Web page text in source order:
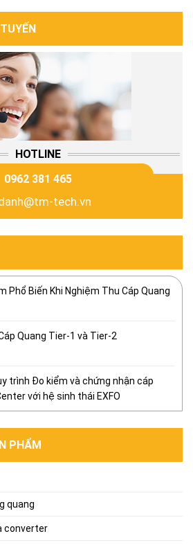
HOTLINE
0962 381 465
tech.vn
Phổ Biến Khi Nghiệm Thu Cáp Quang
Quang Tier-1 và Tier-2
trình Đo kiểm và chứng nhận cáp
với hệ sinh thái EXFO
PHẨM
quang
converter